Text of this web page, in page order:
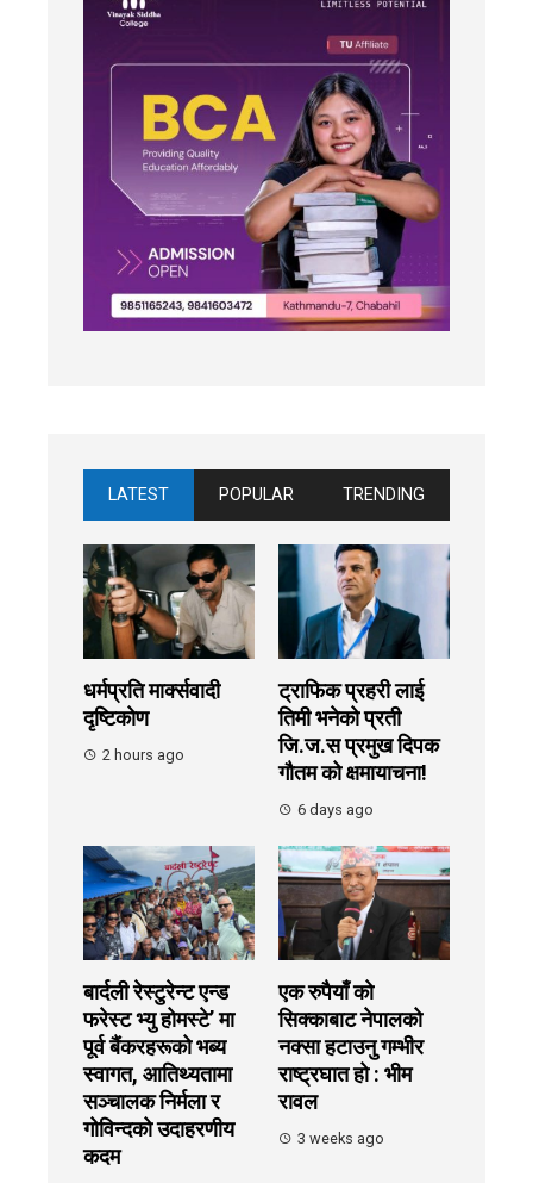
LATEST POPULAR TRENDING
धर्मप्रति मार्क्सवादी
दृष्टिकोण
2 hours ago
ट्राफिक प्रहरी लाई
तिमी भनेको प्रती
जि.ज.स प्रमुख दिपक
गौतम को क्षमायाचना!
6 days ago
बार्दली रेस्टुरेन्ट एन्ड
फरेस्ट भ्यु होमस्टे’ मा
पूर्व बैंकरहरूको भब्य
स्वागत, आतिथ्यतामा
सञ्चालक निर्मला र
गोविन्दको उदाहरणीय
कदम
एक रुपैयाँ को
सिक्काबाट नेपालको
नक्सा हटाउनु गम्भीर
राष्ट्रघात हो : भीम
रावल
3 weeks ago